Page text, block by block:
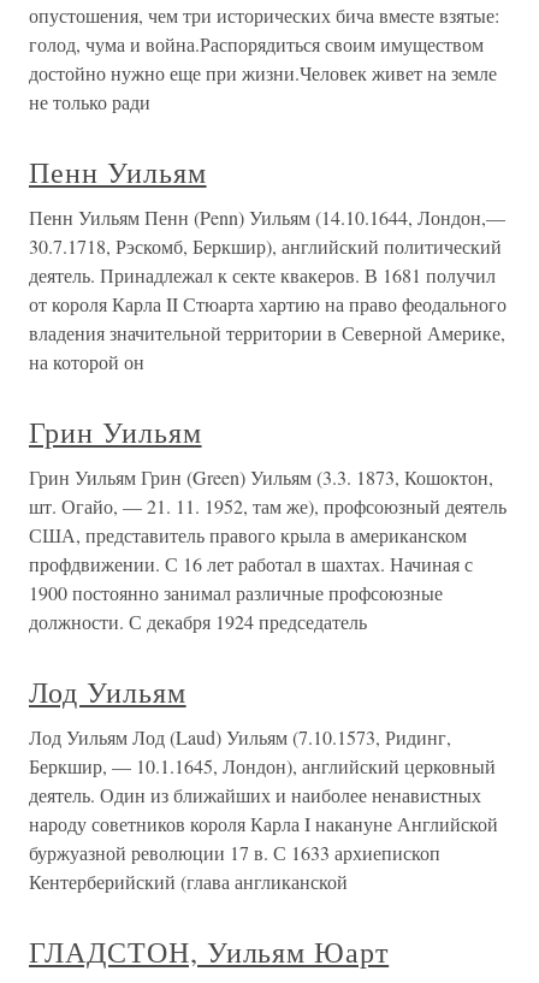
опустошения, чем три исторических бича вместе взятые:
голод, чума и война.Распорядиться своим имуществом
достойно нужно еще при жизни.Человек живет на земле
не только ради
Пенн Уильям
Пенн Уильям Пенн (Penn) Уильям (14.10.1644, Лондон,—
30.7.1718, Рэскомб, Беркшир), английский политический
деятель. Принадлежал к секте квакеров. В 1681 получил
от короля Карла II Стюарта хартию на право феодального
владения значительной территории в Северной Америке,
на которой он
Грин Уильям
Грин Уильям Грин (Green) Уильям (3.3. 1873, Кошоктон,
шт. Огайо, — 21. 11. 1952, там же), профсоюзный деятель
США, представитель правого крыла в американском
профдвижении. С 16 лет работал в шахтах. Начиная с
1900 постоянно занимал различные профсоюзные
должности. С декабря 1924 председатель
Лод Уильям
Лод Уильям Лод (Laud) Уильям (7.10.1573, Ридинг,
Беркшир, — 10.1.1645, Лондон), английский церковный
деятель. Один из ближайших и наиболее ненавистных
народу советников короля Карла I накануне Английской
буржуазной революции 17 в. С 1633 архиепископ
Кентерберийский (глава англиканской
ГЛАДСТОН, Уильям Юарт